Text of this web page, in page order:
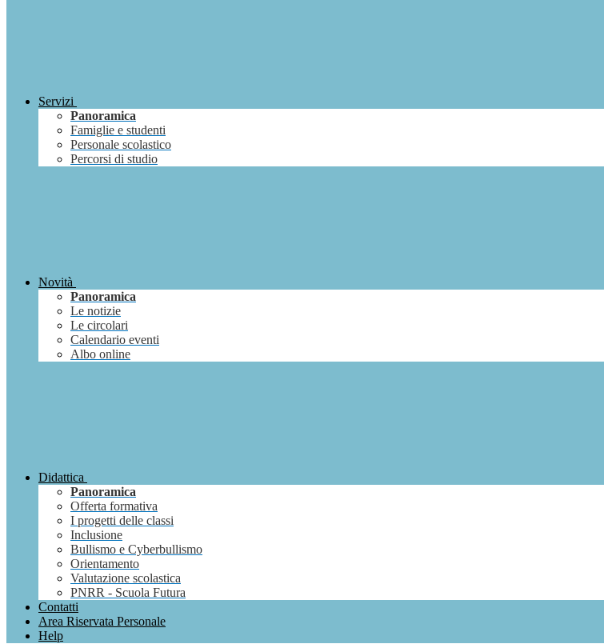
Servizi
Panoramica
Famiglie e studenti
Personale scolastico
Percorsi di studio
Novità
Panoramica
Le notizie
Le circolari
Calendario eventi
Albo online
Didattica
Panoramica
Offerta formativa
I progetti delle classi
Inclusione
Bullismo e Cyberbullismo
Orientamento
Valutazione scolastica
PNRR - Scuola Futura
Contatti
Area Riservata Personale
Help